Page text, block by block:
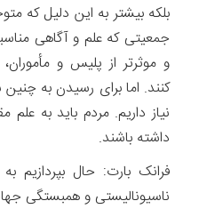
بلکه بیشتر به این دلیل که
جمعیتی که علم و آگاهی
و موثرتر از پلیس و
کنند. اما برای رسیدن به
نیاز داریم. مردم باید به علم
داشته باشند.
فرانک بارت: حال بپردازیم
ناسیونالیستی و همبستگی